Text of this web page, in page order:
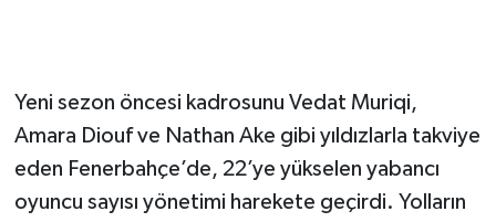
Yeni sezon öncesi kadrosunu Vedat Muriqi,
Amara Diouf ve Nathan Ake gibi yıldızlarla takviye
eden Fenerbahçe’de, 22’ye yükselen yabancı
oyuncu sayısı yönetimi harekete geçirdi. Yolların